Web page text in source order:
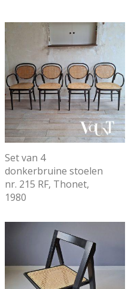
Set van 4
donkerbruine stoelen
nr. 215 RF, Thonet,
1980